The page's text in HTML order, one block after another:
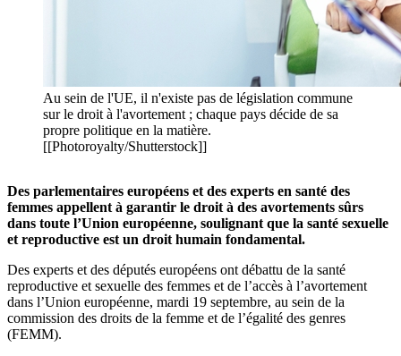
Au sein de l'UE, il n'existe pas de législation commune
sur le droit à l'avortement ; chaque pays décide de sa
propre politique en la matière.
[[Photoroyalty/Shutterstock]]
Des parlementaires européens et des experts en santé des
femmes appellent à garantir le droit à des avortements sûrs
dans toute l’Union européenne, soulignant que la santé sexuelle
et reproductive est un droit humain fondamental.
Des experts et des députés européens ont débattu de la santé
reproductive et sexuelle des femmes et de l’accès à l’avortement
dans l’Union européenne, mardi 19 septembre, au sein de la
commission des droits de la femme et de l’égalité des genres
(FEMM).